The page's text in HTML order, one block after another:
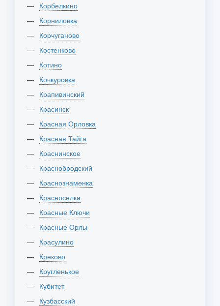
Корбелкино
Корниловка
Корчуганово
Костенково
Котино
Кочкуровка
Крапивинский
Красинск
Красная Орловка
Красная Тайга
Краснинское
Краснобродский
Краснознаменка
Красноселка
Красные Ключи
Красные Орлы
Красулино
Креково
Кругленькое
Кубитет
Кузбасский